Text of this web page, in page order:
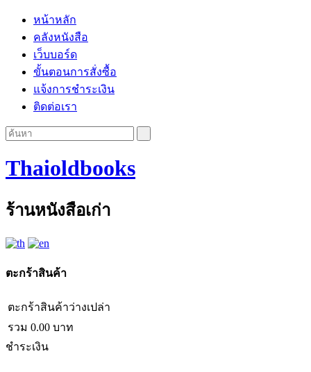
หน้าหลัก
คลังหนังสือ
เว็บบอร์ด
ขั้นตอนการสั่งซื้อ
แจ้งการชำระเงิน
ติดต่อเรา
Thaioldbooks
ร้านหนังสือเก่า
ตะกร้าสินค้า
ตะกร้าสินค้าว่างเปล่า
รวม 0.00 บาท
ชำระเงิน